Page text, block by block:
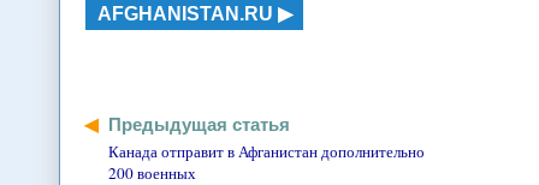
AFGHANISTAN.RU
Предыдущая статья
Канада отправит в Афганистан дополнительно
200 военных